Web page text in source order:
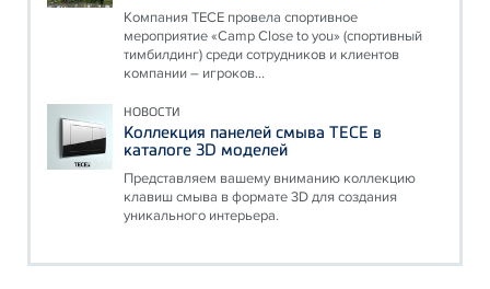
Компания ТЕСЕ провела спортивное
мероприятие «Camp Close to you» (спортивный
тимбилдинг) среди сотрудников и клиентов
компании – игроков...
НОВОСТИ
Коллекция панелей смыва ТЕСЕ в
каталоге 3D моделей
Представляем вашему вниманию коллекцию
клавиш смыва в формате 3D для создания
уникального интерьера.